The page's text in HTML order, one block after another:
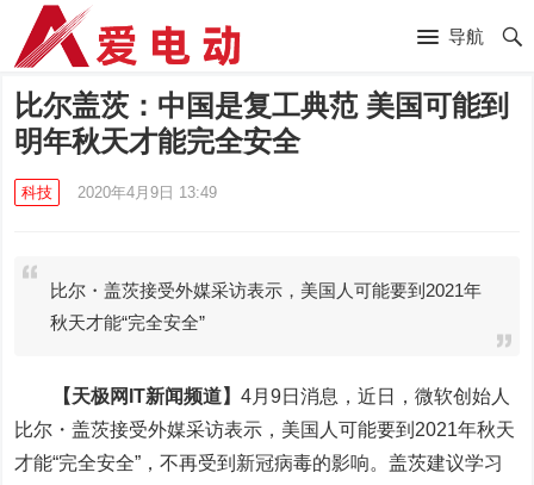
导航
比尔盖茨：中国是复工典范 美国可能到
明年秋天才能完全安全
科技 2020年4月9日 13:49
比尔・盖茨接受外媒采访表示，美国人可能要到2021年
秋天才能“完全安全”
【天极网IT新闻频道】4月9日消息，近日，微软创始人
比尔・盖茨接受外媒采访表示，美国人可能要到2021年秋天
才能“完全安全”，不再受到新冠病毒的影响。盖茨建议学习